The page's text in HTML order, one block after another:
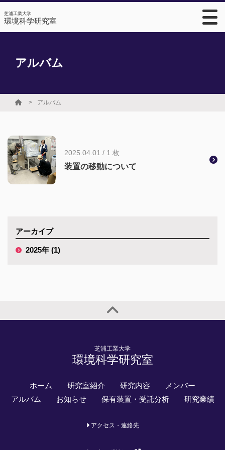
芝浦工業大学
環境科学研究室
アルバム
アルバム
2025.04.01 / 1 枚
装置の移動について
アーカイブ
2025年 (1)
芝浦工業大学
環境科学研究室
ホーム 研究室紹介 研究内容
メンバー
アルバム
お知らせ 保有装置・受託分析 研究業績
アクセス・連絡先